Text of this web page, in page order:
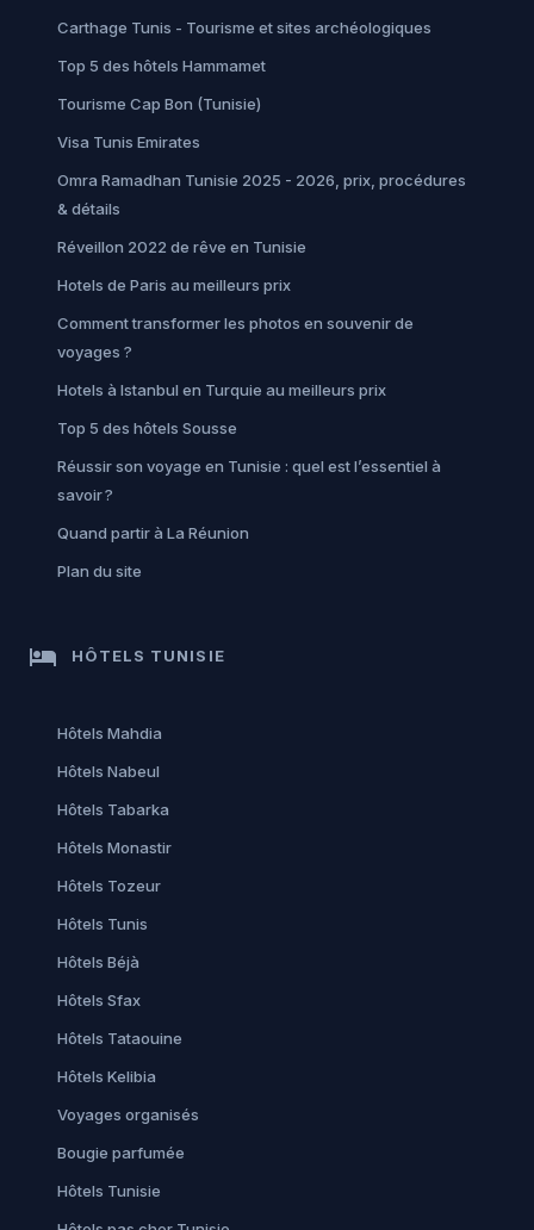
Carthage Tunis - Tourisme et sites archéologiques
Top 5 des hôtels Hammamet
Tourisme Cap Bon (Tunisie)
Visa Tunis Emirates
Omra Ramadhan Tunisie 2025 - 2026, prix, procédures
& détails
Réveillon 2022 de rêve en Tunisie
Hotels de Paris au meilleurs prix
Comment transformer les photos en souvenir de
voyages ?
Hotels à Istanbul en Turquie au meilleurs prix
Top 5 des hôtels Sousse
Réussir son voyage en Tunisie : quel est l’essentiel à
savoir ?
Quand partir à La Réunion
Plan du site
hotel HÔTELS TUNISIE
Hôtels Mahdia
Hôtels Nabeul
Hôtels Tabarka
Hôtels Monastir
Hôtels Tozeur
Hôtels Tunis
Hôtels Béjà
Hôtels Sfax
Hôtels Tataouine
Hôtels Kelibia
Voyages organisés
Bougie parfumée
Hôtels Tunisie